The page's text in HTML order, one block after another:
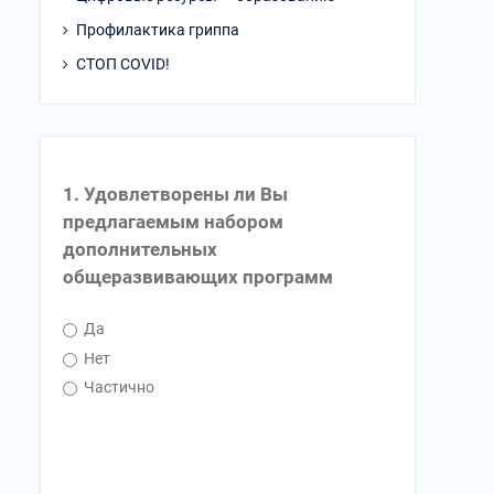
Профилактика гриппа
СТОП COVID!
1. Удовлетворены ли Вы
предлагаемым набором
дополнительных
общеразвивающих программ
Да
Нет
Частично